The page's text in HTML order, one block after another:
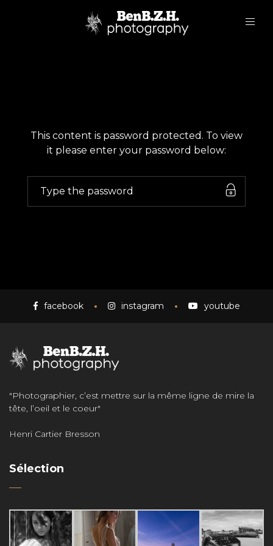
This content is password protected. To view
it please enter your password below:
facebook instagram youtube
"Photographier, c’est mettre sur la même ligne de mire la
tête, l’oeil et le coeur"
Henri Cartier Bresson
Sélection